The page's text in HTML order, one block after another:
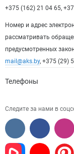
+375 (162) 21 04 65,
Номер и адрес
рассматривать
предусмотренных
mail@aks.by, +375 (29)
Телефоны
Следите за нами в